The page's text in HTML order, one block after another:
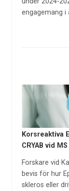
engagemang i
Korsreaktiva
CRYAB vid MS
Forskare vid
bevis för hur
skleros eller